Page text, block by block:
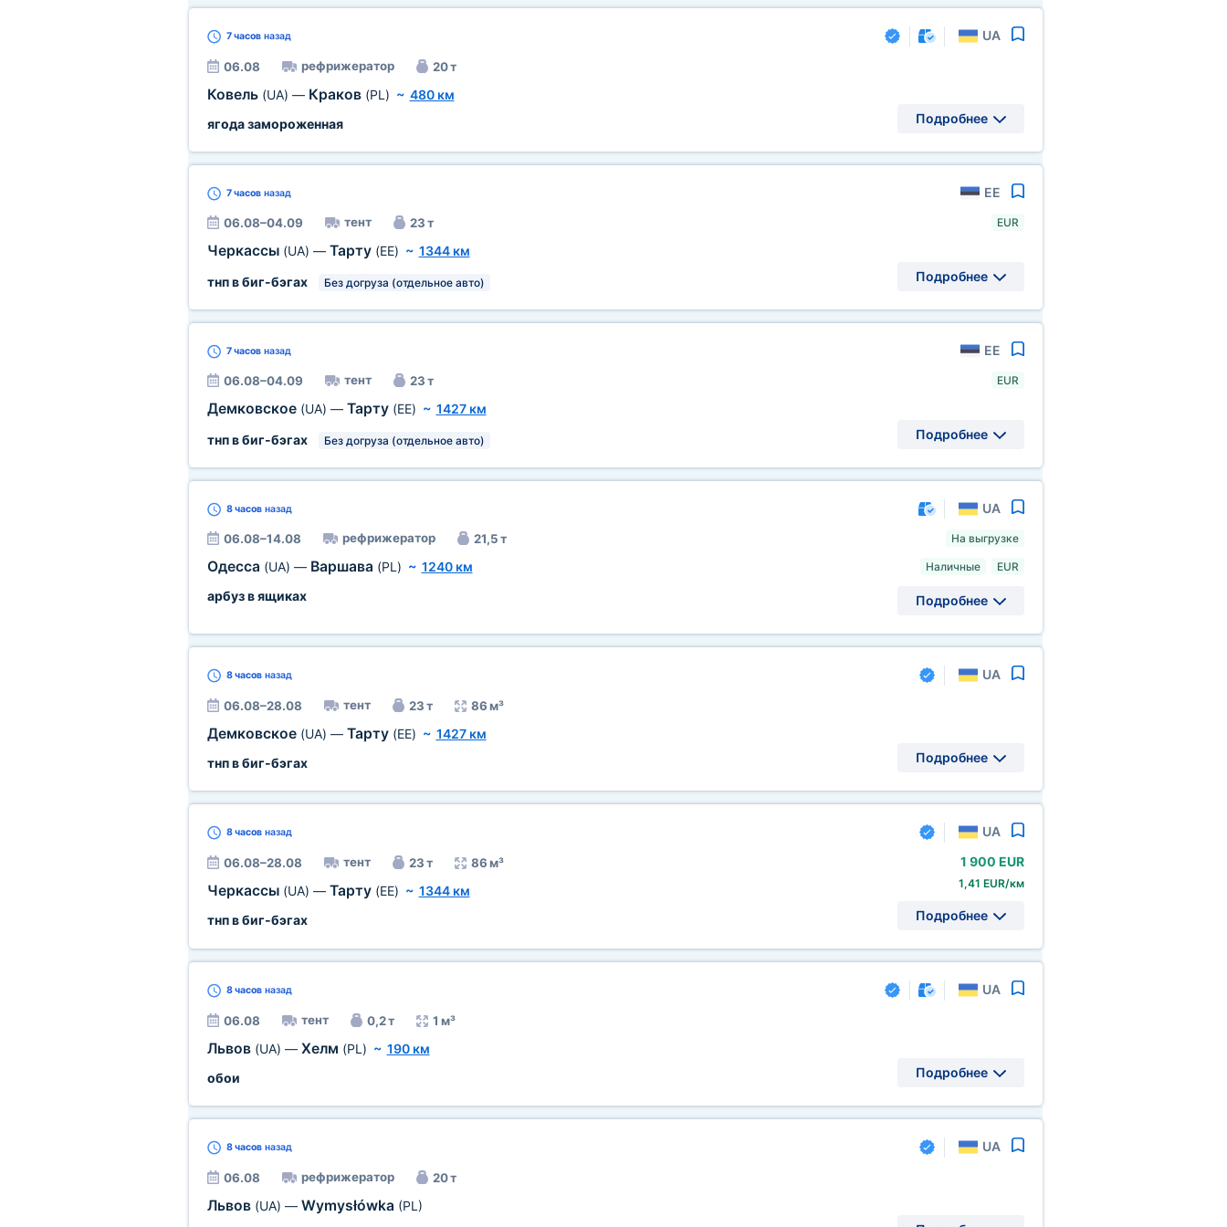
7 часовназад UA
06.08 рефрижератор 20 т
Ковель (UA) — Краков (PL) ~ 480 км
ягода замороженная
Подробнее
7 часовназад EE
06.08–04.09 тент 23 т
Черкассы (UA) — Тарту (EE) ~ 1344 км
тнп в биг-бэгах
Без догруза (отдельное авто)
EUR
Подробнее
7 часовназад EE
06.08–04.09 тент 23 т
Демковское (UA) — Тарту (EE) ~ 1427 км
тнп в биг-бэгах
Без догруза (отдельное авто)
EUR
Подробнее
8 часовназад UA
06.08–14.08 рефрижератор 21,5 т
Одесса (UA) — Варшава (PL) ~ 1240 км
арбуз в ящиках
На выгрузке
Наличные EUR
Подробнее
8 часовназад UA
06.08–28.08 тент 23 т 86 м³
Демковское (UA) — Тарту (EE) ~ 1427 км
тнп в биг-бэгах
Подробнее
8 часовназад UA
06.08–28.08 тент 23 т 86 м³
Черкассы (UA) — Тарту (EE) ~ 1344 км
тнп в биг-бэгах
1 900 EUR
1,41 EUR/км
Подробнее
8 часовназад UA
06.08 тент 0,2 т 1 м³
Львов (UA) — Хелм (PL) ~ 190 км
обои
Подробнее
8 часовназад UA
06.08 рефрижератор 20 т
Львов (UA) — Wymysłówka (PL)